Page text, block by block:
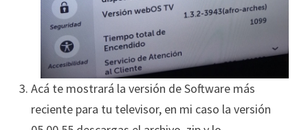
Acá te mostrará la versión de Software más
reciente para tu televisor, en mi caso la versión